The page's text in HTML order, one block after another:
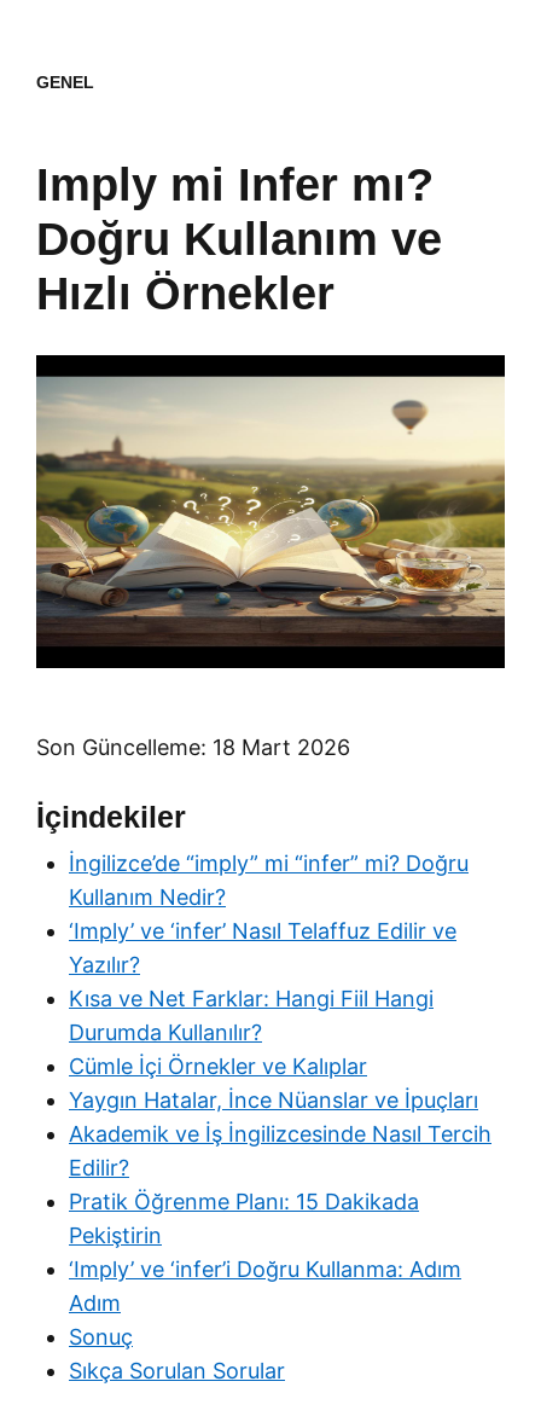
GENEL
Imply mi Infer mı?
Doğru Kullanım ve
Hızlı Örnekler
Son Güncelleme: 18 Mart 2026
İçindekiler
İngilizce’de “imply” mi “infer” mi? Doğru
Kullanım Nedir?
‘Imply’ ve ‘infer’ Nasıl Telaffuz Edilir ve
Yazılır?
Kısa ve Net Farklar: Hangi Fiil Hangi
Durumda Kullanılır?
Cümle İçi Örnekler ve Kalıplar
Yaygın Hatalar, İnce Nüanslar ve İpuçları
Akademik ve İş İngilizcesinde Nasıl Tercih
Edilir?
Pratik Öğrenme Planı: 15 Dakikada
Pekiştirin
‘Imply’ ve ‘infer’i Doğru Kullanma: Adım
Adım
Sonuç
Sıkça Sorulan Sorular